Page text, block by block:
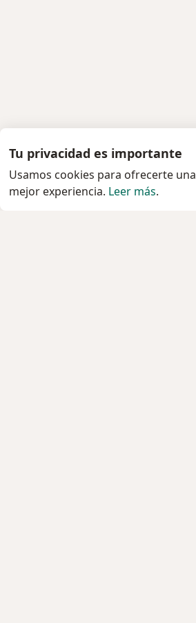
Tu privacidad es importante
Usamos cookies para ofrecerte una
mejor experiencia. Leer más.